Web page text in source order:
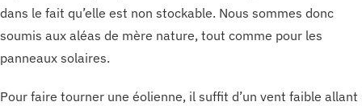
dans le fait qu’elle est non stockable. Nous sommes donc
soumis aux aléas de mère nature, tout comme pour les
panneaux solaires.
Pour faire tourner une éolienne, il suffit d’un vent faible allant